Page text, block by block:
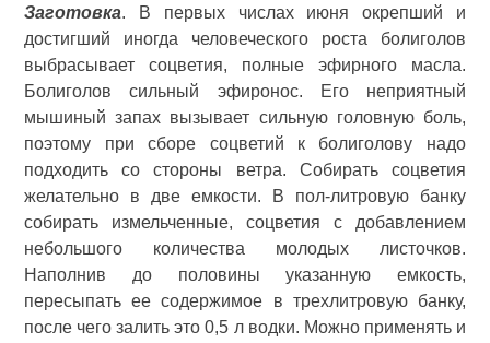
Заготовка. В первых числах июня окрепший и
достигший иногда человеческого роста болиголов
выбрасывает соцветия, полные эфирного масла.
Болиголов сильный эфиронос. Его неприятный
мышиный запах вызывает сильную головную боль,
поэтому при сборе соцветий к болиголову надо
подходить со стороны ветра. Собирать соцветия
желательно в две емкости. В пол-литровую банку
собирать измельченные, соцветия с добавлением
небольшого количества молодых листочков.
Наполнив до половины указанную емкость,
пересыпать ее содержимое в трехлитровую банку,
после чего залить это 0,5 л водки. Можно применять и